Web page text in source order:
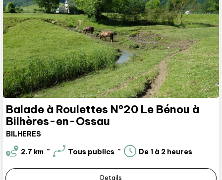
Balade à Roulettes N°20 Le Bénou à
Bilhères-en-Ossau
BILHERES
2.7 km Tous publics De 1 à 2 heures
Details